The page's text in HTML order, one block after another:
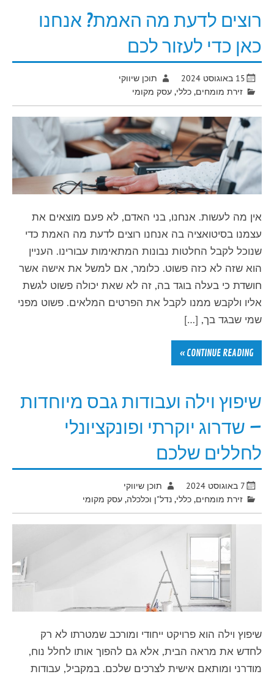
רוצים לדעת מה האמת? אנחנו
כאן כדי לעזור לכם
15 באוגוסט 2024
תוכן שיווקי
זירת מומחים,כללי,עסק מקומי
אין מה לעשות. אנחנו, בני האדם, לא פעם מוצאים את
עצמנו בסיטואציה בה אנחנו רוצים לדעת מה האמת כדי
שנוכל לקבל החלטות נבונות המתאימות עבורינו. העניין
הוא שזה לא כזה פשוט. כלומר, אם למשל את אישה אשר
חושדת כי בעלה בוגד בה, זה לא שאת יכולה פשוט לגשת
אליו ולקבש ממנו לקבל את הפרטים המלאים. פשוט מפני
שמי שבגד בך, […]
CONTINUE READING »
שיפוץ וילה ועבודות גבס מיוחדות
– שדרוג יוקרתי ופונקציונלי
לחללים שלכם
7 באוגוסט 2024
תוכן שיווקי
זירת מומחים,כללי,נדל"ן וכלכלה,עסק מקומי
שיפוץ וילה הוא פרויקט ייחודי ומורכב שמטרתו לא רק
לחדש את מראה הבית, אלא גם להפוך אותו לחלל נוח,
מודרני ומותאם אישית לצרכים שלכם. במקביל, עבודות